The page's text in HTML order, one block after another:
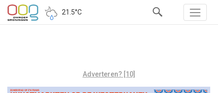
21.5°C
Adverteren? [10]